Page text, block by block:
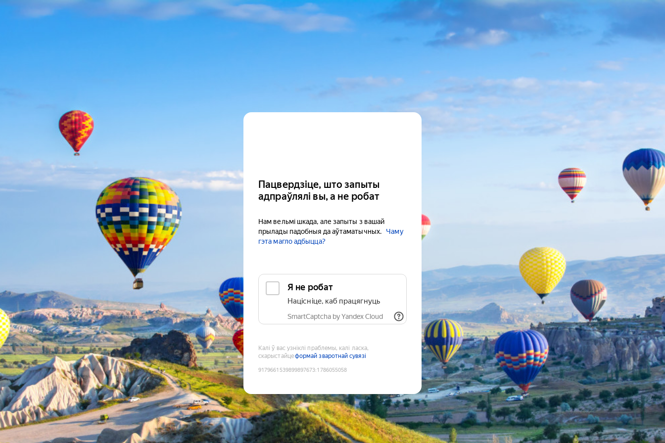
Пацвердзіце, што запыты
адпраўлялі вы, а не робат
Нам вельмі шкада, але запыты з вашай
прылады падобныя да аўтаматычных.
Чаму
гэта магло адбыцца?
Я не робат
Націсніце, каб працягнуць
SmartCaptcha by Yandex Cloud
Калі ў вас узніклі праблемы, калі ласка,
скарыстайцеформай зваротнай сувязі
9179661539899897673:1786055058